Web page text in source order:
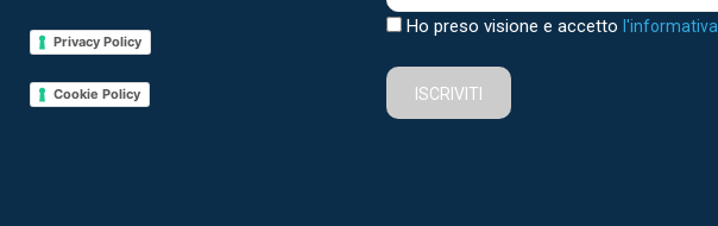
Privacy Policy
Cookie Policy
Ho preso visione e accetto l'informativa
ISCRIVITI